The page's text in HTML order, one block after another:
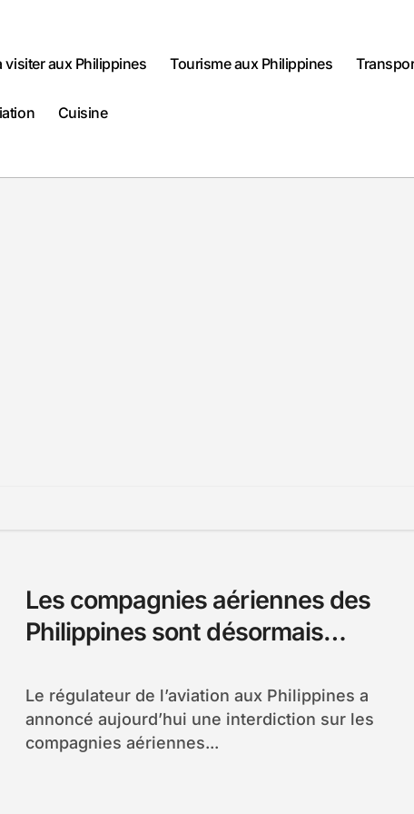
visiter aux Philippines
Tourisme aux Philippines
Cuisine
Les compagnies aériennes des
Philippines sont désormais
vols
Le régulateur de l’aviation aux Philippines a
annoncé aujourd’hui une interdiction sur les
compagnies aériennes...